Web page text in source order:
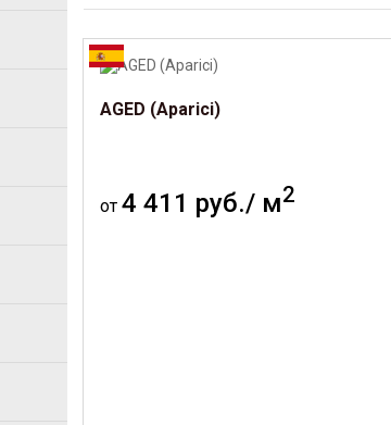
AGED (Aparici)
от 4 411 руб./ м2